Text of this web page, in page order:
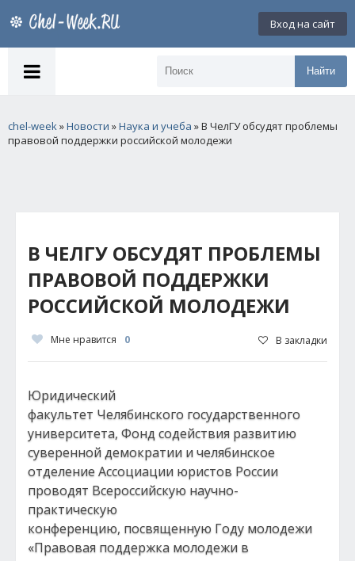
Вход на сайт
Найти
chel-week»Новости »Наука и учеба » В ЧелГУ обсудят проблемы
правовой поддержки российской молодежи
В ЧЕЛГУ ОБСУДЯТ ПРОБЛЕМЫ
ПРАВОВОЙ ПОДДЕРЖКИ
РОССИЙСКОЙ МОЛОДЕЖИ
Мне нравится 0 В закладки
Юридический
факультет Челябинского государственного
университета, Фонд содействия развитию
суверенной демократии и челябинское
отделение Ассоциации юристов России
проводят Всероссийскую научно-
практическую
конференцию, посвященную Году молодежи
«Правовая поддержка молодежи в